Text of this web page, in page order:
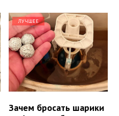
ЛУЧШЕЕ
Зачем бросать шарики